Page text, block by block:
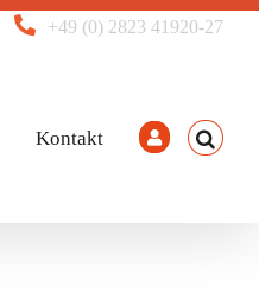
+49 (0) 2823 41920-27
Kontakt